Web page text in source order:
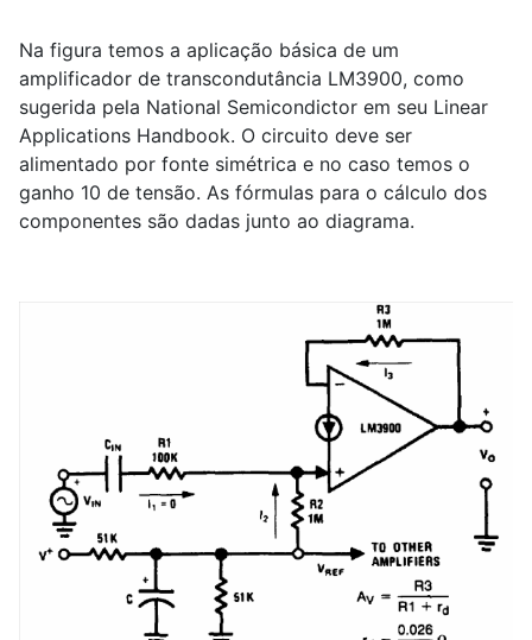
Na figura temos a aplicação básica de um
amplificador de transcondutância LM3900, como
sugerida pela National Semicondictor em seu Linear
Applications Handbook. O circuito deve ser
alimentado por fonte simétrica e no caso temos o
ganho 10 de tensão. As fórmulas para o cálculo dos
componentes são dadas junto ao diagrama.